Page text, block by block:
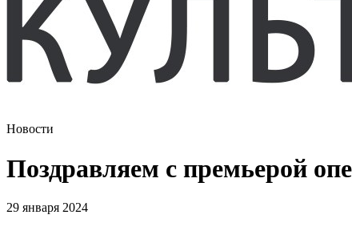
Новости
Поздравляем с премьерой
29 января 2024